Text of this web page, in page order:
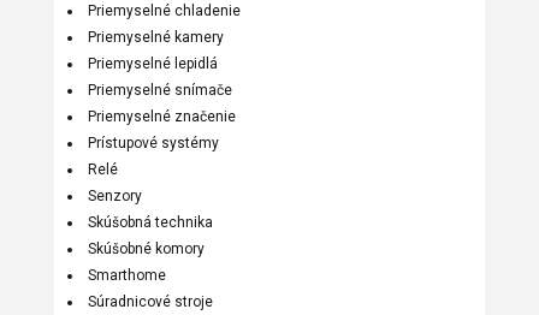
Priemyselné chladenie
Priemyselné kamery
Priemyselné lepidlá
Priemyselné snímače
Priemyselné značenie
Prístupové systémy
Relé
Senzory
Skúšobná technika
Skúšobné komory
Smarthome
Súradnicové stroje